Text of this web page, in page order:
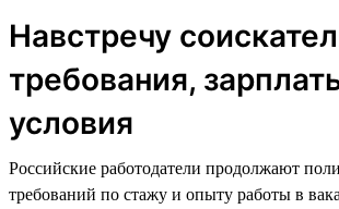
Навстречу
требования,
условия
Российские работодатели продолжают
требований по стажу и опыту работы в